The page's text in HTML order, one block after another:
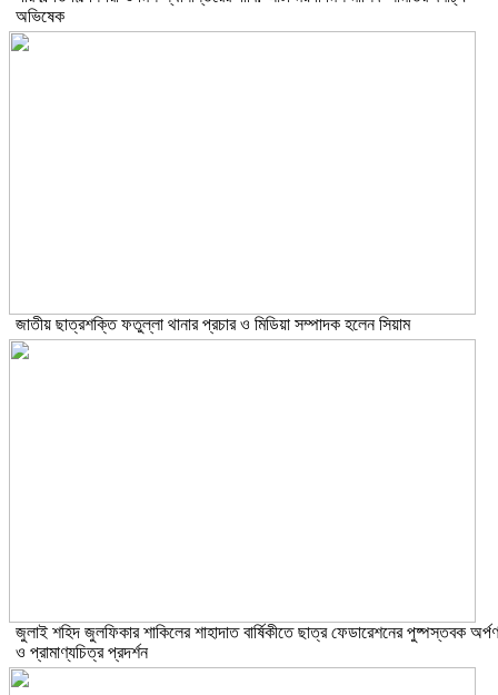
অভিষেক
জাতীয় ছাত্রশক্তি ফতুল্লা থানার প্রচার ও মিডিয়া সম্পাদক হলেন সিয়াম
​জুলাই শহিদ জুলফিকার শাকিলের শাহাদাত বার্ষিকীতে ছাত্র ফেডারেশনের পুষ্পস্তবক অর্পণ
ও প্রামাণ্যচিত্র প্রদর্শন